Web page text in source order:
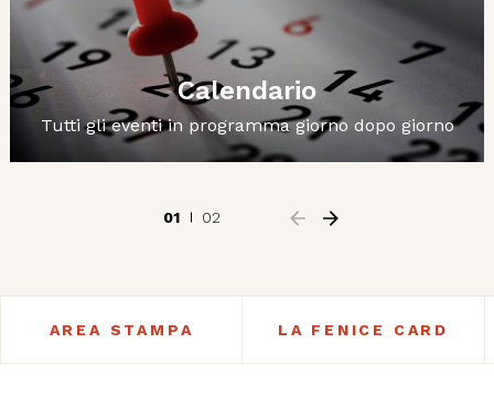
Calendario
Tutti gli eventi in programma giorno dopo giorno
01 02
AREA STAMPA LA FENICE CARD